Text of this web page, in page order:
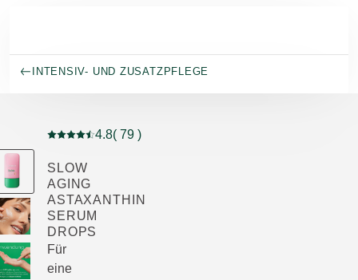
INTENSIV- UND ZUSATZPFLEGE
Aktuelle Bewertung: 4.8 von 5 Sternen bewertet von
4.8( 79 )
SLOW
AGING
ASTAXANTHIN
SERUM
DROPS
Für
eine